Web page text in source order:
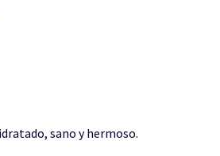
sano y hermoso.